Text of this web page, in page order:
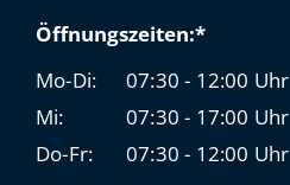
Öffnungszeiten:*
Mo-Di:
07:30 - 12:00 Uhr
Mi:
07:30 - 17:00 Uhr
Do-Fr:
07:30 - 12:00 Uhr